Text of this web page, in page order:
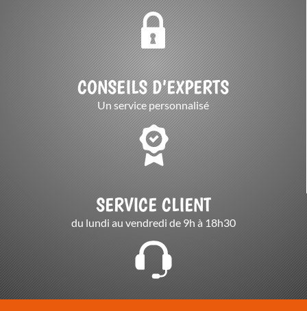
CONSEILS D’EXPERTS
Un service personnalisé
SERVICE CLIENT
du lundi au vendredi de 9h à 18h30